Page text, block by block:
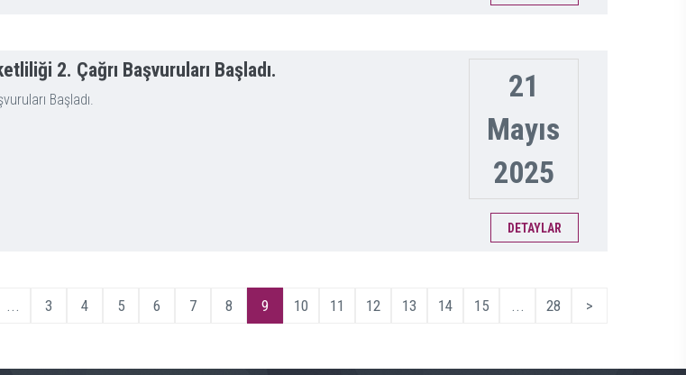
2. Çağrı Başvuruları Başladı.
Başladı.
21
Mayıs
2025
DETAYLAR
... 3 4 5 6 7 8 9 10 11 12 13 14 15 ... 28 >